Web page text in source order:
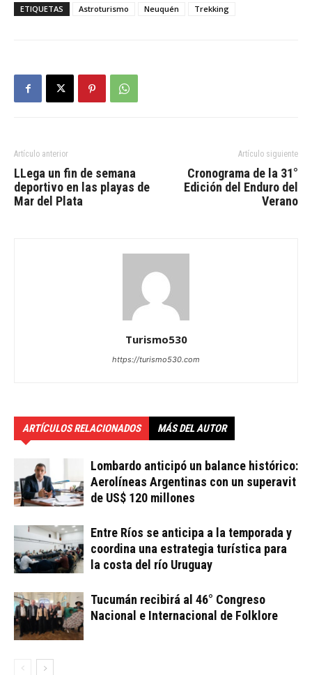
ETIQUETAS Astroturismo Neuquén Trekking
Artículo anterior
LLega un fin de semana
deportivo en las playas de
Mar del Plata
Artículo siguiente
Cronograma de la 31°
Edición del Enduro del
Verano
Turismo530
https://turismo530.com
ARTÍCULOS RELACIONADOS MÁS DEL AUTOR
Lombardo anticipó un balance histórico:
Aerolíneas Argentinas con un superavit
de US$ 120 millones
Entre Ríos se anticipa a la temporada y
coordina una estrategia turística para
la costa del río Uruguay
Tucumán recibirá al 46° Congreso
Nacional e Internacional de Folklore